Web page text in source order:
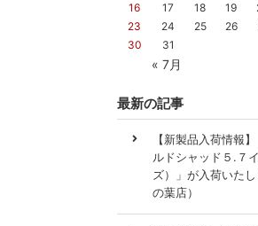
« 7月
16
17 18 19
23
24 25 26
30
31
最新の記事
【新製品入荷情報
ルドシャッド５.７
ズ）」が入荷いた
の葉店）